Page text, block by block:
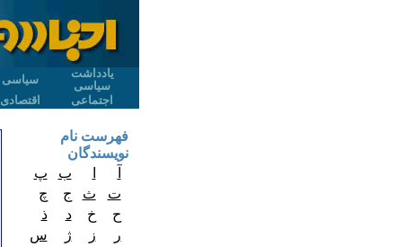
یادداشت
سیاسی
سیاسی
اجتماعی
اقتصادی
فهرست نام
نویسندگان
ب
پ
ت
ث ج
چ
ح
خ د
ذ
ر
ز ژ
س